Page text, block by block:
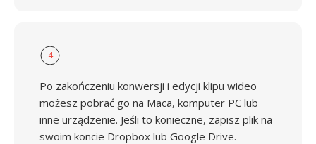
4
Po zakończeniu konwersji i edycji klipu wideo
możesz pobrać go na Maca, komputer PC lub
inne urządzenie. Jeśli to konieczne, zapisz plik na
swoim koncie Dropbox lub Google Drive.